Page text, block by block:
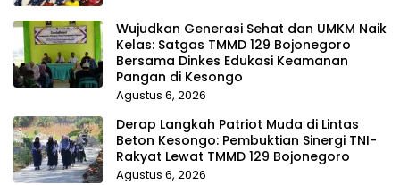
Wujudkan Generasi Sehat dan UMKM Naik
Kelas: Satgas TMMD 129 Bojonegoro
Bersama Dinkes Edukasi Keamanan
Pangan di Kesongo
Agustus 6, 2026
Derap Langkah Patriot Muda di Lintas
Beton Kesongo: Pembuktian Sinergi TNI-
Rakyat Lewat TMMD 129 Bojonegoro
Agustus 6, 2026